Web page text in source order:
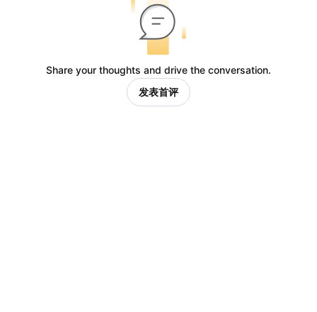
Share your thoughts and drive the conversation.
发表首评